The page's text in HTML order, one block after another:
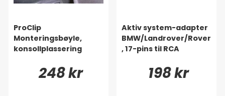
ProClip
Monteringsbøyle,
konsollplassering
248 kr
Aktiv system-adapter
BMW/Landrover/Rover
, 17-pins til RCA
198 kr